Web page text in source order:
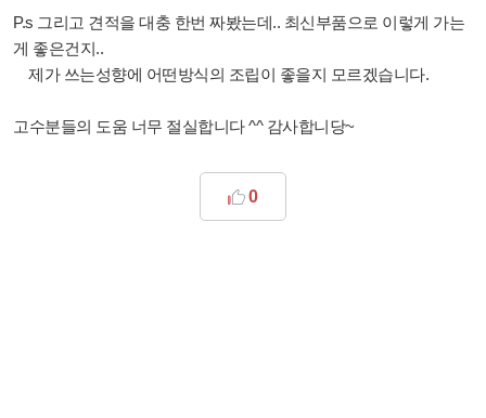
P.s 그리고 견적을 대충 한번 짜봤는데.. 최신부품으로 이렇게 가는
게 좋은건지..
제가 쓰는성향에 어떤방식의 조립이 좋을지 모르겠습니다.
고수분들의 도움 너무 절실합니다 ^^ 감사합니당~
0